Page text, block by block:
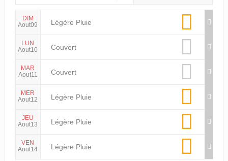
DIM
Aout09
Légère Pluie
LUN
Aout10
Couvert
MAR
Aout11
Couvert
MER
Aout12
Légère Pluie
JEU
Aout13
Légère Pluie
VEN
Aout14
Légère Pluie